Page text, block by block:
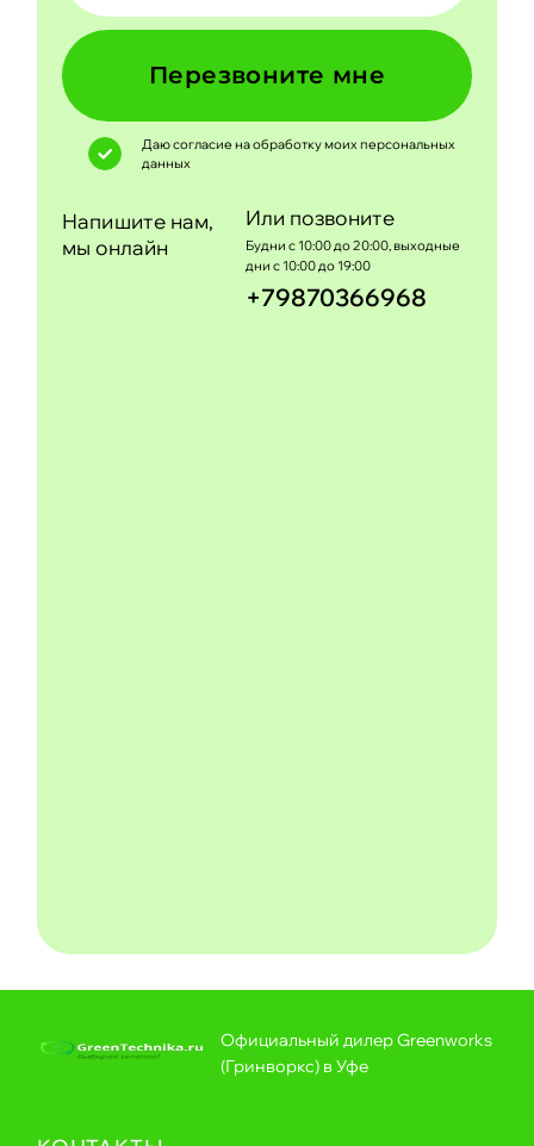
Перезвоните мне
Даю согласие на обработку моихперсональных
данных
Напишите нам,
мы онлайн
Или позвоните
Будни с 10:00 до 20:00, выходные
дни с 10:00 до 19:00
+79870366968
Официальный дилер Greenworks
(Гринворкс) в Уфе